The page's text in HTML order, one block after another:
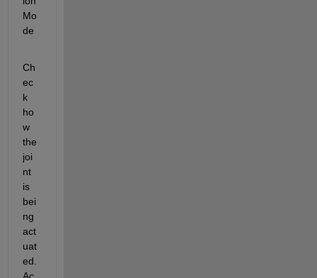
Mo
de
Ch
ec
k
ho
w
the
joi
nt
is
bei
ng
act
uat
ed.